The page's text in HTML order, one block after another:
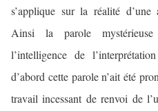
s’applique sur la réalité
Ainsi la parole
l’intelligence de
d’abord cette parole n’ait été
travail incessant de renvoi de